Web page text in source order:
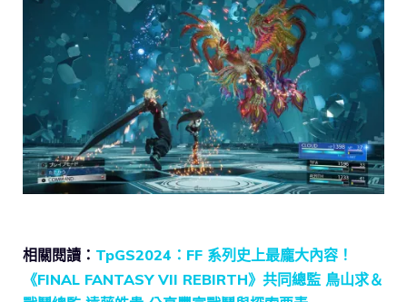
相關閱讀： TpGS2024：FF 系列史上最龐大內容！
《FINAL FANTASY VII REBIRTH》共同總監 鳥山求＆